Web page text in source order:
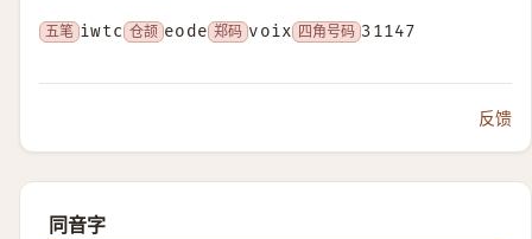
五笔 iwtc 仓颉 eode 郑码 voix 四角号码 31147
反馈
同音字